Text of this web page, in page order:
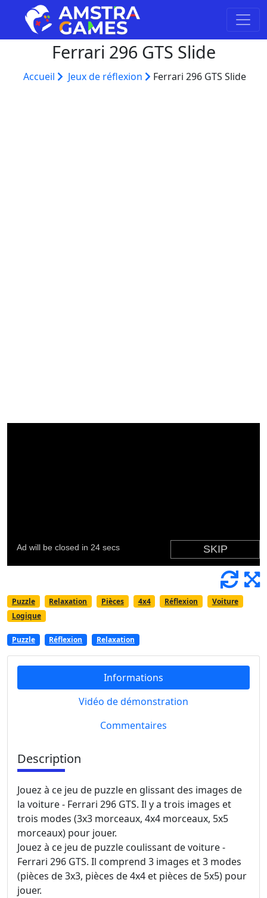
Ferrari 296 GTS Slide
Accueil Jeux de réflexion Ferrari 296 GTS Slide
Puzzle Relaxation Pièces 4x4 Réflexion
Voiture
Logique
Puzzle Réflexion Relaxation
Informations
Vidéo de démonstration
Commentaires
Description
Jouez à ce jeu de puzzle en glissant des images de
la voiture - Ferrari 296 GTS. Il y a trois images et
trois modes (3x3 morceaux, 4x4 morceaux, 5x5
morceaux) pour jouer.
Jouez à ce jeu de puzzle coulissant de voiture -
Ferrari 296 GTS. Il comprend 3 images et 3 modes
(pièces de 3x3, pièces de 4x4 et pièces de 5x5) pour
jouer.